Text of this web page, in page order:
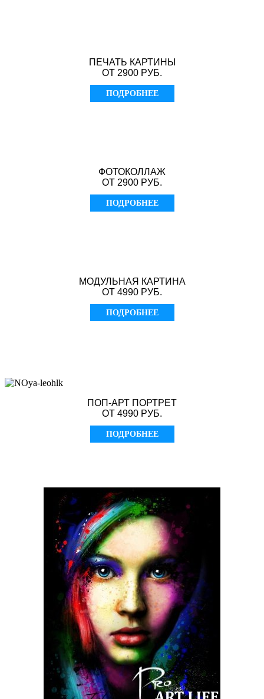
ПЕЧАТЬ КАРТИНЫ
ОТ 2900 РУБ.
ПОДРОБНЕЕ
ФОТОКОЛЛАЖ
ОТ 2900 РУБ.
ПОДРОБНЕЕ
МОДУЛЬНАЯ КАРТИНА
ОТ 4990 РУБ.
ПОДРОБНЕЕ
ПОП-АРТ ПОРТРЕТ
ОТ 4990 РУБ.
ПОДРОБНЕЕ